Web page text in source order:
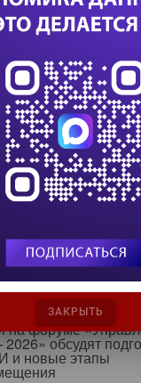
данными 2026
+ ИИ
до миллионов:
операции
на маржу
раньше
на форуме
обсудят
и новые этапы
ЗАКРЫТЬ